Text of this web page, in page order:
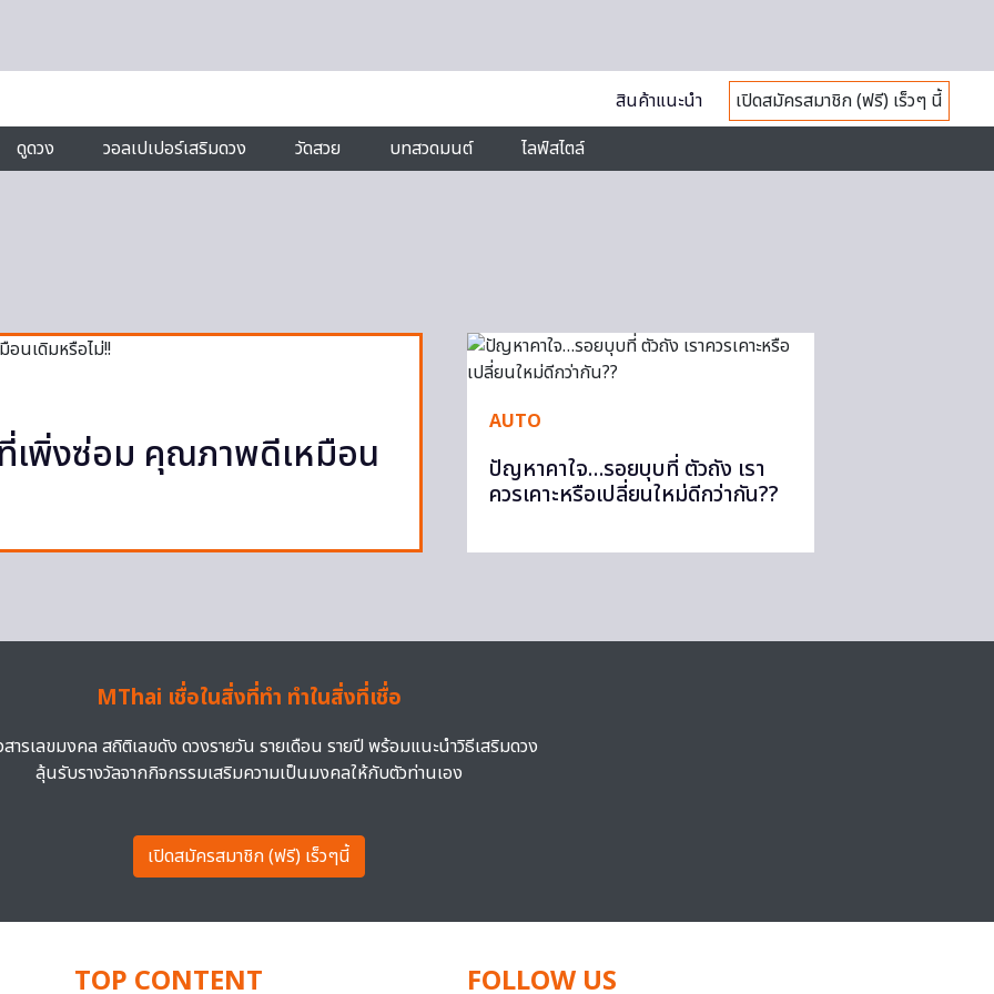
สินค้าแนะนำ
เปิดสมัครสมาชิก (ฟรี) เร็วๆ นี้
ดูดวง วอลเปเปอร์เสริมดวง วัดสวย บทสวดมนต์ ไลฟ์สไตล์
เพิ่งซ่อม คุณภาพดีเหมือน
AUTO
ปัญหาคาใจ…รอยบุบที่ ตัวถัง เรา
ควรเคาะหรือเปลี่ยนใหม่ดีกว่ากัน??
MThai เชื่อในสิ่งที่ทำ ทำในสิ่งที่เชื่อ
สารเลขมงคล สถิติเลขดัง ดวงรายวัน รายเดือน รายปี พร้อมแนะนำวิธีเสริมดวง
ลุ้นรับรางวัลจากกิจกรรมเสริมความเป็นมงคลให้กับตัวท่านเอง
เปิดสมัครสมาชิก (ฟรี) เร็วๆนี้
TOP CONTENT FOLLOW US